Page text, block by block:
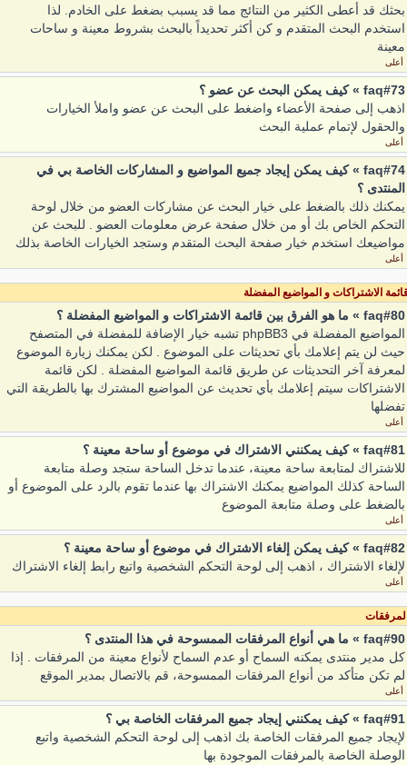
بحثك قد أعطى الكثير من النتائج مما قد يسبب بضغط على الخادم. لذا
استخدم البحث المتقدم و كن أكثر تحديداً بالبحث بشروط معينة و ساحات
معينة
أعلى
faq#73 » كيف يمكن البحث عن عضو ؟
اذهب إلى صفحة الأعضاء واضغط على البحث عن عضو واملأ الخيارات
والحقول لإتمام عملية البحث
أعلى
faq#74 » كيف يمكن إيجاد جميع المواضيع و المشاركات الخاصة بي في
المنتدى ؟
يمكنك ذلك بالضغط على خيار البحث عن مشاركات العضو من خلال لوحة
التحكم الخاص بك أو من خلال صفحة عرض معلومات العضو . للبحث عن
مواضيعك استخدم خيار صفحة البحث المتقدم وستجد الخيارات الخاصة بذلك
أعلى
الاشتراكات و المواضيع المفضلة
faq#80 » ما هو الفرق بين قائمة الاشتراكات و المواضيع المفضلة ؟
المواضيع المفضلة في phpBB3 تشبه خيار الإضافة للمفضلة في المتصفح
حيث لن يتم إعلامك بأي تحديثات على الموضوع . لكن يمكنك زيارة الموضوع
لمعرفة آخر التحديثات عن طريق قائمة المواضيع المفضلة . لكن قائمة
الاشتراكات سيتم إعلامك بأي تحديث عن المواضيع المشترك بها بالطريقة التي
تفضلها
أعلى
faq#81 » كيف يمكنني الاشتراك في موضوع أو ساحة معينة ؟
للاشتراك لمتابعة ساحة معينة، عندما تدخل الساحة ستجد وصلة متابعة
الساحة كذلك المواضيع يمكنك الاشتراك بها عندما تقوم بالرد على الموضوع أو
بالضغط على وصلة متابعة الموضوع
أعلى
faq#82 » كيف يمكن إلغاء الاشتراك في موضوع أو ساحة معينة ؟
لإلغاء الاشتراك ، اذهب إلى لوحة التحكم الشخصية واتبع رابط إلغاء الاشتراك
أعلى
faq#90 » ما هي أنواع المرفقات الممسوحة في هذا المنتدى ؟
كل مدير منتدى يمكنه السماح أو عدم السماح لأنواع معينة من المرفقات . إذا
لم تكن متأكد من أنواع المرفقات الممسوحة، قم بالاتصال بمدير الموقع
أعلى
faq#91 » كيف يمكنني إيجاد جميع المرفقات الخاصة بي ؟
لإيجاد جميع المرفقات الخاصة بك اذهب إلى لوحة التحكم الشخصية واتبع
الوصلة الخاصة بالمرفقات الموجودة بها